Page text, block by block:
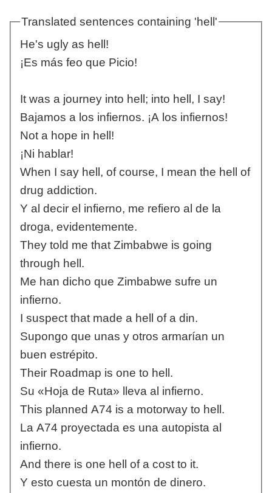
Translated sentences containing 'hell'
He's ugly as hell!
¡Es más feo que Picio!
It was a journey into hell; into hell, I say!
Bajamos a los infiernos. ¡A los infiernos!
Not a hope in hell!
¡Ni hablar!
When I say hell, of course, I mean the hell of
drug addiction.
Y al decir el infierno, me refiero al de la
droga, evidentemente.
They told me that Zimbabwe is going
through hell.
Me han dicho que Zimbabwe sufre un
infierno.
I suspect that made a hell of a din.
Supongo que unas y otros armarían un
buen estrépito.
Their Roadmap is one to hell.
Su «Hoja de Ruta» lleva al infierno.
This planned A74 is a motorway to hell.
La A74 proyectada es una autopista al
infierno.
And there is one hell of a cost to it.
Y esto cuesta un montón de dinero.